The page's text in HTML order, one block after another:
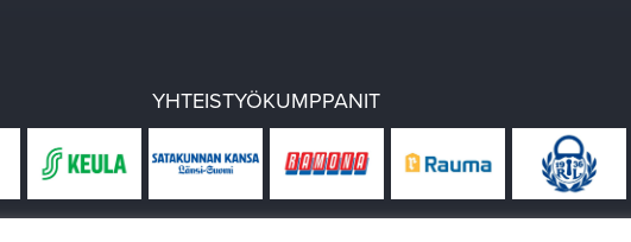
YHTEISTYÖKUMPPANIT